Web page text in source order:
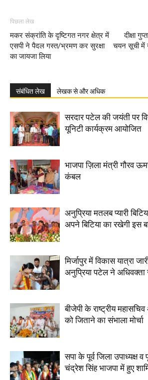
पिछला लेख
मकर संक्रांति के दृष्टिगत नगर क्षेत्र में
एसपी ने पैदल गस्त/भ्रमण कर सुरक्षा
का जायजा लिया
दीक्षा
चयन सूची में
संबंधित लेख लेखक से और अधिक
सरदार पटेल की जयंती पर
यूनिटी कार्यक्रम आयोजित
भाजपा ज़िला मंत्री गौरव
कंबल
अनुप्रिया मतलब प्यारी
अपने बिटिया का रखेगी इस
मिर्जापुर में विकास यात्रा
अनुप्रिया पटेल ने अधिवक्ता
बीजेपी के राष्ट्रीय
को जिताने का संभाला मोर्चा
सपा के पूर्व जिला उपाध्यक्ष व
चंद्रेश सिंह भाजपा में हुए